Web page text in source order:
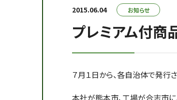
2015.06.04 お知らせ
プレミアム付
７月１日から、各自治体で発行
本社が熊本市、工場が合志市